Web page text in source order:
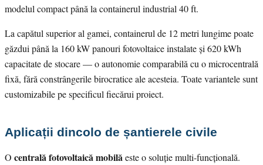
modelul compact până la containerul industrial 40 ft.
La capătul superior al gamei, containerul de 12 metri lungime poate
găzdui până la 160 kW panouri fotovoltaice instalate și 620 kWh
capacitate de stocare — o autonomie comparabilă cu o microcentrală
fixă, fără constrângerile birocratice ale acesteia. Toate variantele sunt
customizabile pe specificul fiecărui proiect.
Aplicații dincolo de șantierele civile
O centrală fotovoltaică mobilăeste o soluție multi-funcțională.